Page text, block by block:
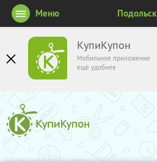
КупиКупон
Мобильное приложение
ещё удобнее
Меню Подольск